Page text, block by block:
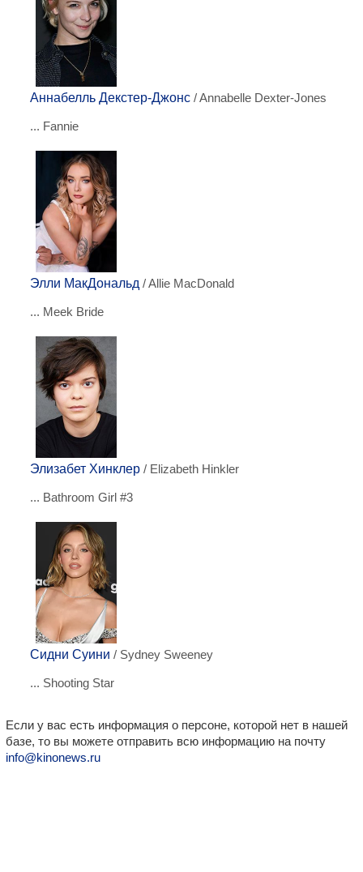
Аннабелль Декстер-Джонс / Annabelle Dexter-Jones
... Fannie
Элли МакДональд / Allie MacDonald
... Meek Bride
Элизабет Хинклер / Elizabeth Hinkler
... Bathroom Girl #3
Сидни Суини / Sydney Sweeney
... Shooting Star
Если у вас есть информация о персоне, которой нет в нашей
базе, то вы можете отправить всю информацию на почту
info@kinonews.ru